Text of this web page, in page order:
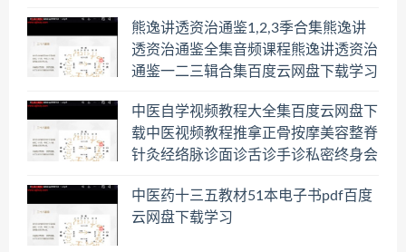
熊逸讲透资治通鉴1,2,3季合集熊逸讲
透资治通鉴全集音频课程熊逸讲透资治
通鉴一二三辑合集百度云网盘下载学习
中医自学视频教程大全集百度云网盘下
载中医视频教程推拿正骨按摩美容整脊
针灸经络脉诊面诊舌诊手诊私密终身会
中医药十三五教材51本电子书pdf百度
云网盘下载学习